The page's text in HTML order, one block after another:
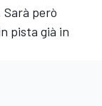
Sarà però
pista già in